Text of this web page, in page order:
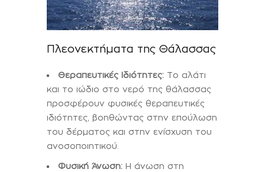
Πλεονεκτήματα της Θάλασσας
Θεραπευτικές Ιδιότητες: Το αλάτι
και το ιώδιο στο νερό της θάλασσας
προσφέρουν φυσικές θεραπευτικές
ιδιότητες, βοηθώντας στην επούλωση
του δέρματος και στην ενίσχυση του
ανοσοποιητικού.
Φυσική Άνωση: Η άνωση στη